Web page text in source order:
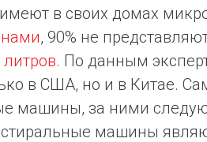
в своих домах
, 90% не
литров. По данным
в США, но и в Китае.
машины, за ними
машины